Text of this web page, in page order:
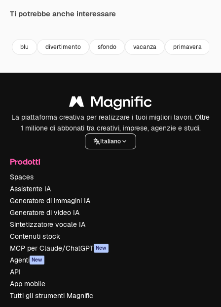
Ti potrebbe anche interessare
blu divertimento sfondo vacanza primavera
La piattaforma creativa per realizzare i tuoi migliori lavori. Oltre
1 milione di abbonati tra creativi, imprese, agenzie e studi.
Italiano
Prodotti
Spaces
Assistente IA
Generatore di immagini IA
Generatore di video IA
Sintetizzatore vocale IA
Contenuti stock
MCP per Claude/ChatGPT New
Agenti New
API
App mobile
Tutti gli strumenti Magnific